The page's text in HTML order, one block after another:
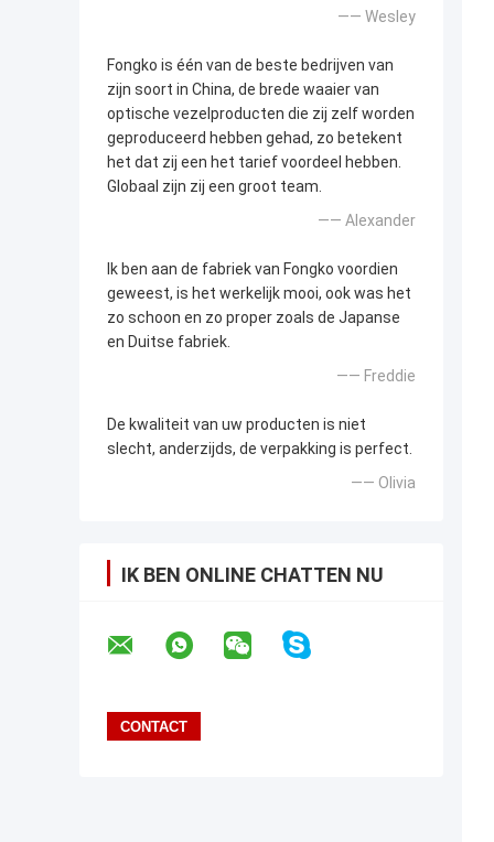
—— Wesley
Fongko is één van de beste bedrijven van
zijn soort in China, de brede waaier van
optische vezelproducten die zij zelf worden
geproduceerd hebben gehad, zo betekent
het dat zij een het tarief voordeel hebben.
Globaal zijn zij een groot team.
—— Alexander
Ik ben aan de fabriek van Fongko voordien
geweest, is het werkelijk mooi, ook was het
zo schoon en zo proper zoals de Japanse
en Duitse fabriek.
—— Freddie
De kwaliteit van uw producten is niet
slecht, anderzijds, de verpakking is perfect.
—— Olivia
IK BEN ONLINE CHATTEN NU